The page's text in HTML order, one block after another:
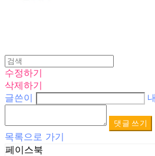
수정하기
삭제하기
글쓴이
댓글 쓰기
목록으로 가기
페이스북